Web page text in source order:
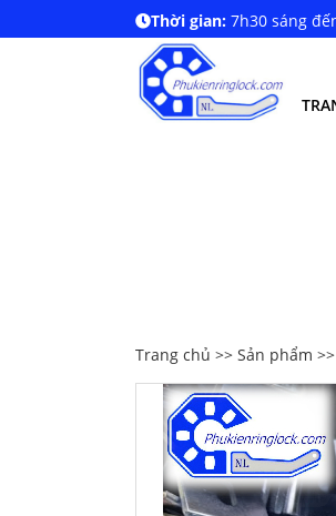
Thời gian: 7h30 sáng
Trang chủ >> Sản phẩm >>